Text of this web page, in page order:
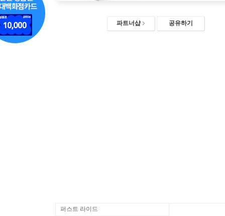
파트너샵 공유하기
퍼스트 라이드